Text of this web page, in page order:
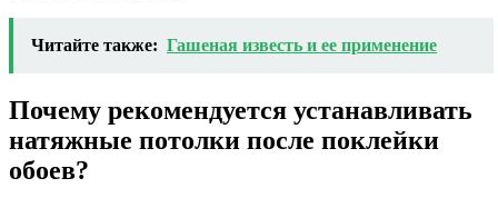
Читайте также: Гашеная известь и ее применение
Почему рекомендуется устанавливать
натяжные потолки после поклейки
обоев?